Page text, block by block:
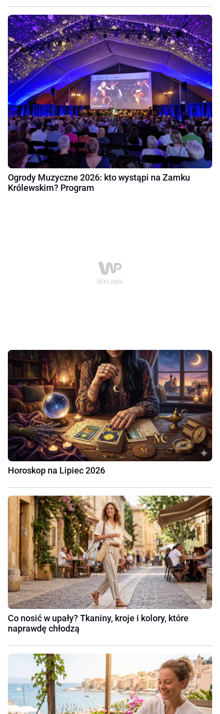
Ogrody Muzyczne 2026: kto wystąpi na Zamku
Królewskim? Program
Horoskop na Lipiec 2026
Co nosić w upały? Tkaniny, kroje i kolory, które
naprawdę chłodzą